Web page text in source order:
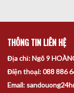
THÔNG TIN LIÊN HỆ
Địa chỉ: Ngõ 9
Điện thoại: 088 886
Email: